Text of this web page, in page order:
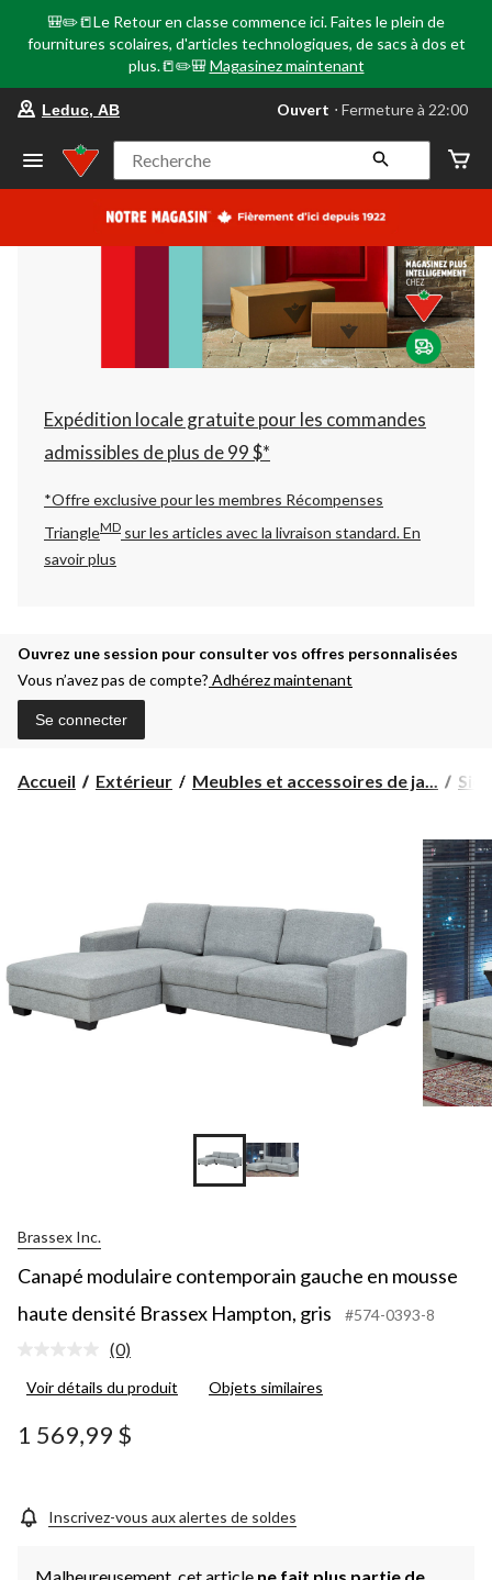
🎒✏️📒Le Retour en classe commence ici. Faites le plein de
fournitures scolaires, d'articles technologiques, de sacs à dos et
plus.📒✏️🎒 Magasinez maintenant
votre
préféré
Leduc,
AB,
courament
Fermeture
à
22:00
cliquer
pour
changer
Leduc, AB Ouvert ⋅ Fermeture à 22:00
Recherche
Expédition locale gratuite pour les commandes
admissibles de plus de 99 $*
*Offre exclusive pour les membres Récompenses
TriangleMD sur les articles avec la livraison standard.En
savoir plus
Ouvrez une session pour consulter vos offres personnalisées
Vous n’avez pas de compte? Adhérez maintenant
Se connecter
Accueil Extérieur Meubles et accessoires de ja...
Brassex Inc.
Canapé modulaire contemporain gauche en mousse
haute densité Brassex Hampton, gris
#574-0393-8
Aucune
pour
produit.
Lien
page.
(0)
Voir détails du produit Objets similaires
1 569,99 $
Inscrivez-vous aux alertes de soldes